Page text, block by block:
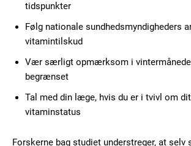
Free limited access
Gratis / forever
Ut mollis pellentesque tortor
tidspunkter
Følg nationale sundhedsmyndigheders
vitamintilskud
Vær særligt opmærksom i
begrænset
Tal med din læge, hvis du er i tvivl om
vitaminstatus
Forskerne bag studiet understreger, at selv